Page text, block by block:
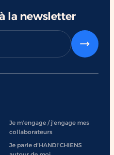
la newsletter
Je m’engage / j’engage mes
collaborateurs
Je parle d’HANDI’CHIENS